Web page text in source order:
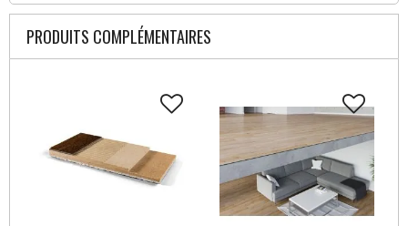
PRODUITS COMPLÉMENTAIRES